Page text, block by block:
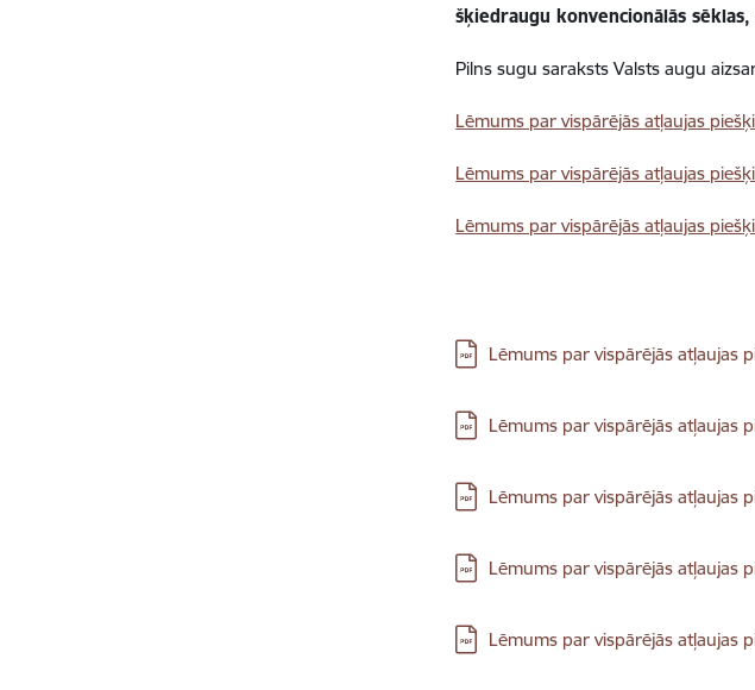
šķiedraugu konvencionālās
Pilns sugu saraksts Valsts augu
Lēmums par vispārējās atļaujas
Lēmums par vispārējās atļaujas
Lēmums par vispārējās atļaujas
Lejupielādēt:
Lēmums par vispārējās atļaujas
Lejupielādēt:
Lēmums par vispārējās atļaujas
Lejupielādēt:
Lēmums par vispārējās atļaujas
Lejupielādēt:
Lēmums par vispārējās atļaujas
Lejupielādēt:
Lēmums par vispārējās atļaujas